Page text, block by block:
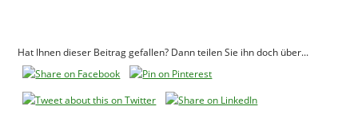
Hat Ihnen dieser Beitrag gefallen? Dann teilen Sie ihn doch über...